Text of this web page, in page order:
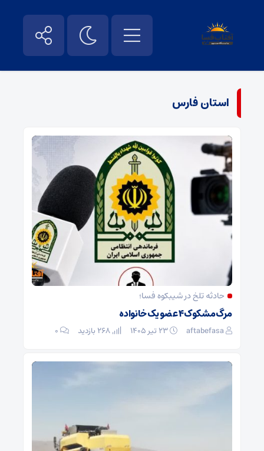
استان فارس
حادثه تلخ در شیبکوه فسا؛
مرگ مشکوک ۴ عضو یک خانواده
aftabefasa ۰